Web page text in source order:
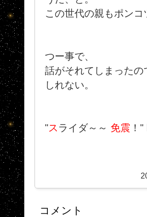
この世代の親もポン
つー事で、
話がそれてしまった
しれない。
"ス ライダ～～ 免震 ！
コメント